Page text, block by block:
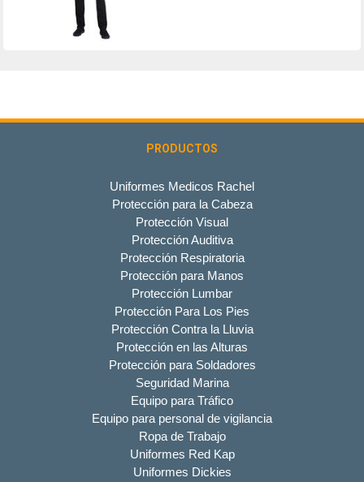
PRODUCTOS
Uniformes Medicos Rachel
Protección para la Cabeza
Protección Visual
Protección Auditiva
Protección Respiratoria
Protección para Manos
Protección Lumbar
Protección Para Los Pies
Protección Contra la Lluvia
Protección en las Alturas
Protección para Soldadores
Seguridad Marina
Equipo para Tráfico
Equipo para personal de vigilancia
Ropa de Trabajo
Uniformes Red Kap
Uniformes Dickies